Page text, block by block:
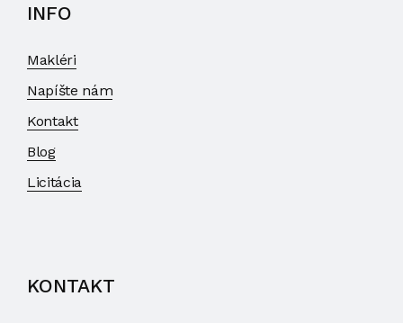
INFO
Makléri
Napíšte nám
Kontakt
Blog
Licitácia
KONTAKT